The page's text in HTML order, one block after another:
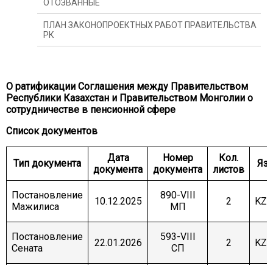
О ратификации Соглашения между Правительством
Республики Казахстан и Правительством Монголии о
сотрудничестве в пенсионной сфере
Список документов
Тип документа
Дата
документа
Номер
документа
Кол.
листов
Постановление
Мажилиса
10.12.2025
890-VIII
МП
2 KZ/
Постановление
Сената
22.01.2026
593-VIII
СП
2 KZ/
ПРАВИТЕЛЬСТВО
КОМИТЕТ ПО ФИНАНСАМ И БЮДЖЕТУ
КОМИТЕТ ПО МЕЖДУНАРОДНЫМ
ПРИРОДОПОЛЬЗОВАНИЮ И РАЗВИТИЮ
СЕЛЬСКИХ ТЕРРИТОРИЙ
РАЗВИТИЮ И НАУКЕ
КОМИТЕТ ПО ЭКОНОМИЧЕСКОЙ ПОЛИТИКЕ,
ИННОВАЦИОННОМУ РАЗВИТИЮ И
ПРЕДПРИНИМАТЕЛЬСТВУ
ОТОЗВАННЫЕ
ПЛАН ЗАКОНОПРОЕКТНЫХ РАБОТ ПРАВИТЕЛЬСТВА
РК